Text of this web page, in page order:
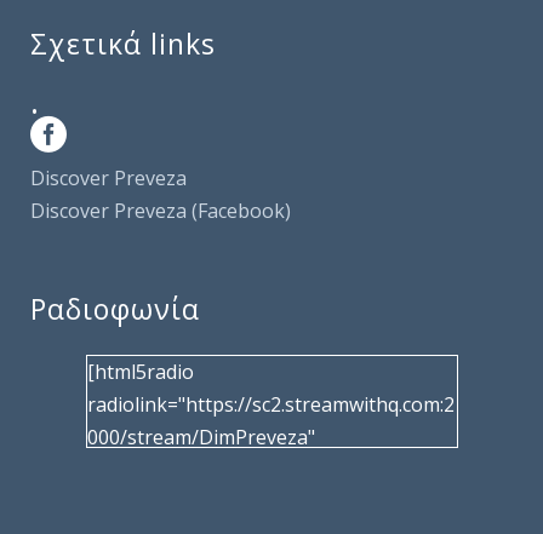
Σχετικά links
.
Discover Preveza
Discover Preveza (Facebook)
Ραδιοφωνία
[html5radio
radiolink="https://sc2.streamwithq.com:2
000/stream/DimPreveza"